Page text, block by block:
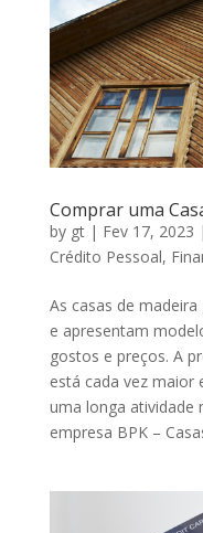
Comprar uma
by gt| Fev 17, 2023 |
Crédito Pessoal,
As casas de
e apresentam
gostos e preços. A
está cada vez maior
uma longa atividade
empresa BPK –